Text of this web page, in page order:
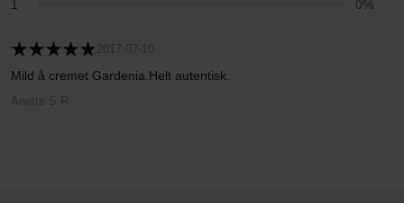
1
0%
2017-07-10
Mild å cremet Gardenia.Helt autentisk.
Anette S R